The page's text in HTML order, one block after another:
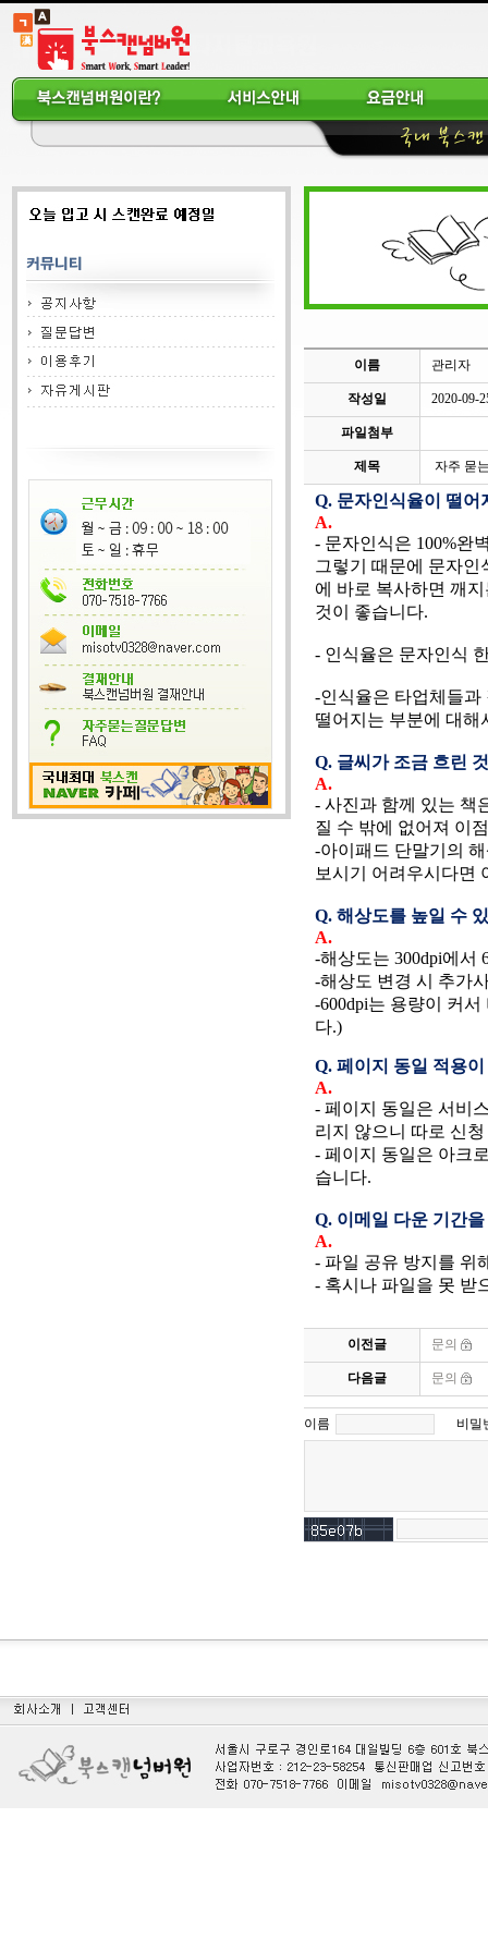
이름 관리자
작성일 2020-09-
파일첨부
제목 자주 묻
Q. 문자인식율이 떨어
A.
- 문자인식은 100%완
그렇기 때문에 문자
에 바로 복사하면 깨
것이 좋습니다.
- 인식율은 문자인식
-인식율은 타업체들과
떨어지는 부분에 대
Q. 글씨가 조금 흐린
A.
- 사진과 함께 있는 책
질 수 밖에 없어져 이
-아이패드 단말기의
보시기 어려우시다면
Q. 해상도를 높일 수
A.
-해상도는 300dpi에서
-해상도 변경 시 추가
-600dpi는 용량이 커
다.)
Q. 페이지 동일 적용
A.
- 페이지 동일은 서비
리지 않으니 따로 신
- 페이지 동일은 아크
습니다.
Q. 이메일 다운 기간
A.
- 파일 공유 방지를 위
- 혹시나 파일을 못 받
이전글 문의
다음글 문의
이름 비밀